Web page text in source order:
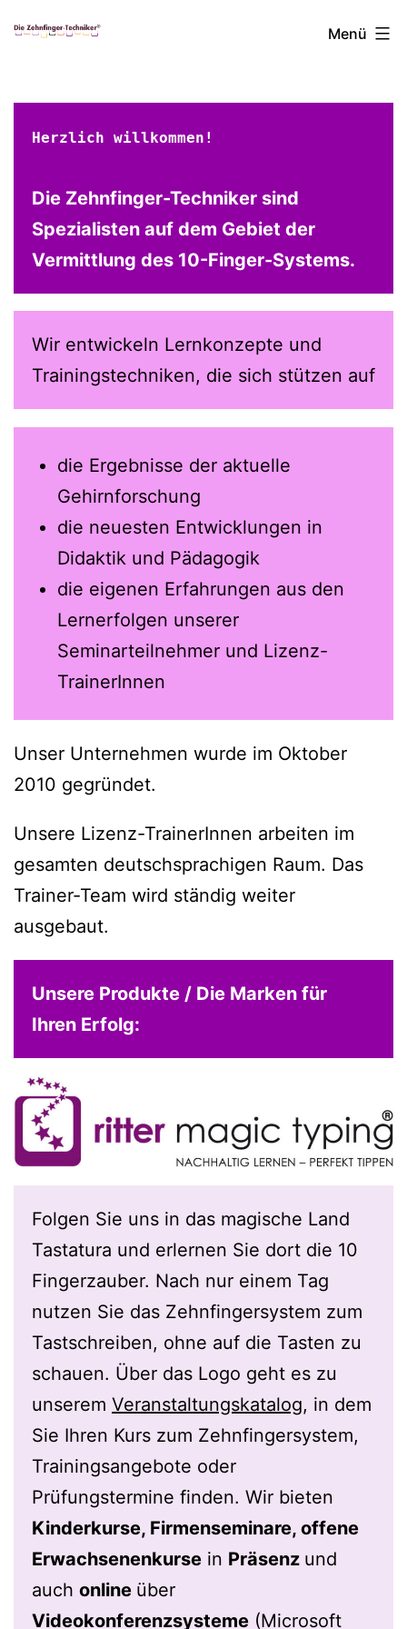
Inhalt
Die
Zehnfinger-
Techniker
Menü
Herzlich willkommen!
Die Zehnfinger-Techniker sind
Spezialisten auf dem Gebiet der
Vermittlung des 10-Finger-Systems.
Wir entwickeln Lernkonzepte und
Trainingstechniken, die sich stützen auf
die Ergebnisse der aktuelle
Gehirnforschung
die neuesten Entwicklungen in
Didaktik und Pädagogik
die eigenen Erfahrungen aus den
Lernerfolgen unserer
Seminarteilnehmer und Lizenz-
TrainerInnen
Unser Unternehmen wurde im Oktober
2010 gegründet.
Unsere Lizenz-TrainerInnen arbeiten im
gesamten deutschsprachigen Raum. Das
Trainer-Team wird ständig weiter
ausgebaut.
Unsere Produkte / Die Marken für
Ihren Erfolg:
Folgen Sie uns in das magische Land
Tastatura und erlernen Sie dort die 10
Fingerzauber. Nach nur einem Tag
nutzen Sie das Zehnfingersystem zum
Tastschreiben, ohne auf die Tasten zu
schauen. Über das Logo geht es zu
unserem Veranstaltungskatalog, in dem
Sie Ihren Kurs zum Zehnfingersystem,
Trainingsangebote oder
Prüfungstermine finden. Wir bieten
Kinderkurse, Firmenseminare, offene
Erwachsenenkurse in Präsenz und
auch online über
Videokonferenzsysteme (Microsoft